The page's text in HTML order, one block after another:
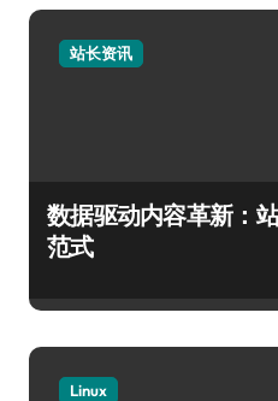
站长资讯
数据驱动内容革新：
范式
Linux